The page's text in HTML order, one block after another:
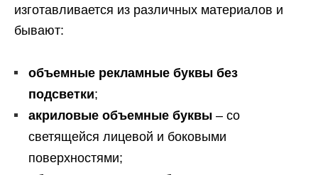
изготавливается из различных материалов и
бывают:
объемные рекламные буквы без
подсветки;
акриловые объемные буквы – со
светящейся лицевой и боковыми
поверхностями;